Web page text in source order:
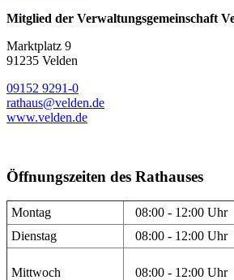
Mitglied der Verwaltungsgemeinschaft
Marktplatz 9
91235 Velden
09152 9291-0
rathaus@velden.de
www.velden.de
Öffnungszeiten des Rathauses
Montag 08:00 - 12:00 Uhr
Dienstag
08:00 - 12:00 Uhr
Mittwoch 08:00 - 12:00 Uhr